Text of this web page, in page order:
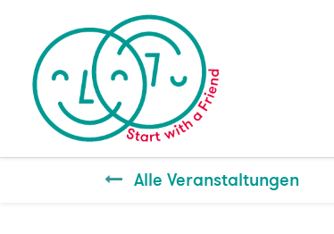
Alle Veranstaltungen